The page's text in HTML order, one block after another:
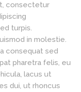
consectetur
turpis.
in molestie.
consequat sed
pharetra felis, eu
lacus ut
dui, ut rhoncus